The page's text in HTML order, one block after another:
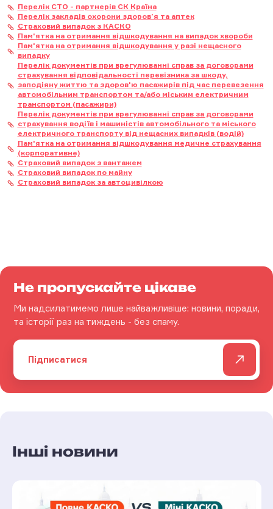
Перелік СТО - партнерів СК Країна
Перелік закладів охорони здоров’я та аптек
Страховий випадок з КАСКО
Пам'ятка на отримання відшкодування на випадок хвороби
Пам'ятка на отримання відшкодування у разі нещасного
випадку
Перелік документів при врегулюванні справ за договорами
страхування відповідальності перевізника за шкоду,
заподіяну життю та здоров'ю пасажирів під час перевезення
автомобільним транспортом та/або міським електричним
транспортом (пасажири)
Перелік документів при врегулюванні справ за договорами
страхування водіїв і машиністів автомобільного та міського
електричного транспорту від нещасних випадків (водій)
Пам'ятка на отримання відшкодування медичне страхування
(корпоративне)
Страховий випадок з вантажем
Страховий випадок по майну
Страховий випадок за автоцивілкою
Не пропускайте цікаве
Ми надсилатимемо лише найважливіше: новини, поради,
та історії раз на тиждень - без спаму.
Підписатися
Інші новини